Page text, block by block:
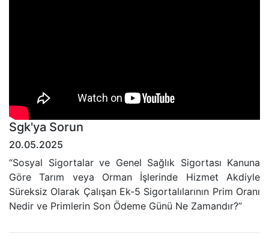
Sgk'ya Sorun
20.05.2025
“Sosyal Sigortalar ve Genel Sağlık Sigortası Kanuna
Göre Tarım veya Orman İşlerinde Hizmet Akdiyle
Süreksiz Olarak Çalışan Ek-5 Sigortalılarının Prim Oranı
Nedir ve Primlerin Son Ödeme Günü Ne Zamandır?”